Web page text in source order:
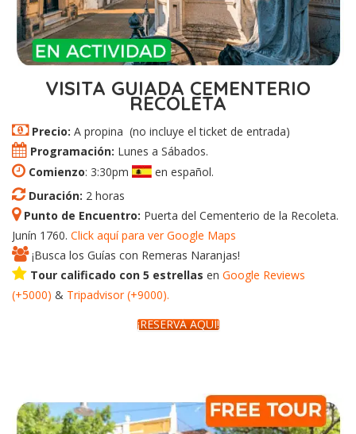
VISITA GUIADA CEMENTERIO
RECOLETA
Precio: A propina (no incluye el ticket de entrada)
Programación: Lunes a Sábados.
Comienzo: 3:30pm
en español.
Duración: 2 horas
Punto de Encuentro: Puerta del Cementerio de la Recoleta.
Junín 1760. Click aquí para ver Google Maps
¡Busca los Guías con Remeras Naranjas!
Tour calificado con 5 estrellas en Google Reviews
(+5000) & Tripadvisor(+9000).
¡RESERVÁ AQUÍ!